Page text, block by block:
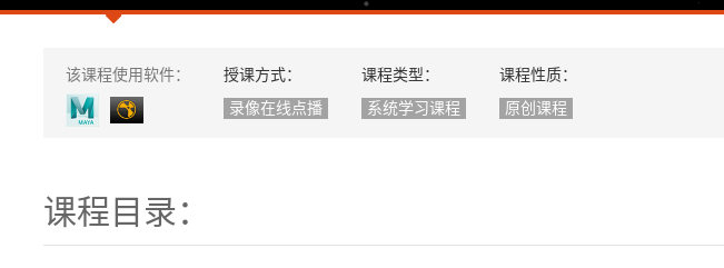
该课程使用软件：
授课方式：
录像在线点播
课程类型：
系统学习课程
课程性质：
原创课程
课程目录：